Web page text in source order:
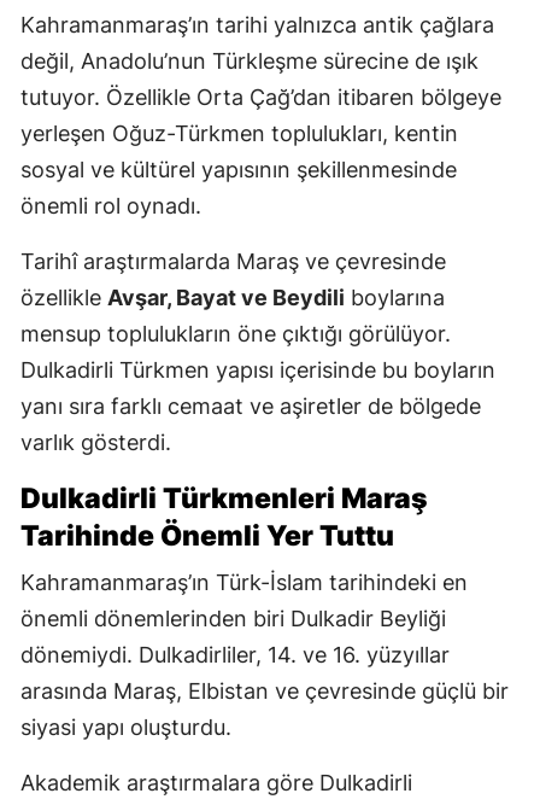
Kahramanmaraş’ın tarihi yalnızca antik çağlara
değil, Anadolu’nun Türkleşme sürecine de ışık
tutuyor. Özellikle Orta Çağ’dan itibaren bölgeye
yerleşen Oğuz-Türkmen toplulukları, kentin
sosyal ve kültürel yapısının şekillenmesinde
önemli rol oynadı.
Tarihî araştırmalarda Maraş ve çevresinde
özellikle Avşar, Bayat ve Beydili boylarına
mensup toplulukların öne çıktığı görülüyor.
Dulkadirli Türkmen yapısı içerisinde bu boyların
yanı sıra farklı cemaat ve aşiretler de bölgede
varlık gösterdi.
Dulkadirli Türkmenleri Maraş
Tarihinde Önemli Yer Tuttu
Kahramanmaraş’ın Türk-İslam tarihindeki en
önemli dönemlerinden biri Dulkadir Beyliği
dönemiydi. Dulkadirliler, 14. ve 16. yüzyıllar
arasında Maraş, Elbistan ve çevresinde güçlü bir
siyasi yapı oluşturdu.
Akademik araştırmalara göre Dulkadirli